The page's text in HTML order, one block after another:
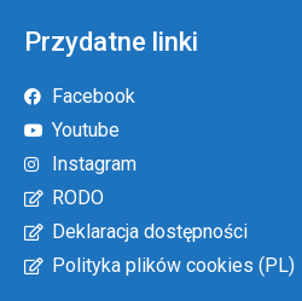
Przydatne linki
Facebook
Youtube
Instagram
RODO
Deklaracja dostępności
Polityka plików cookies (PL)